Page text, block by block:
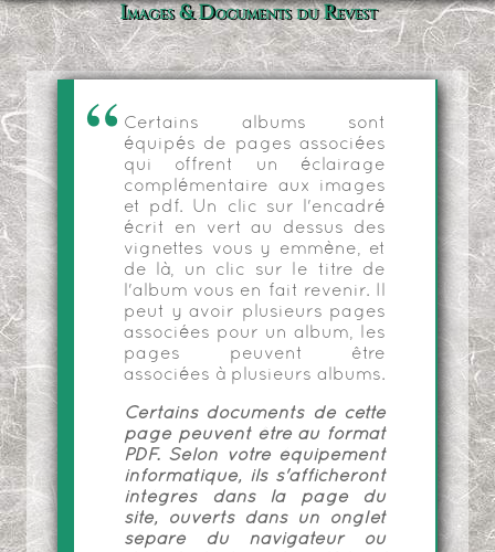
Images & Documents du Revest
Certains albums sont
équipés de pages associées
qui offrent un éclairage
complémentaire aux images
et pdf. Un clic sur l'encadré
écrit en vert au dessus des
vignettes vous y emmène, et
de là, un clic sur le titre de
l'album vous en fait revenir. Il
peut y avoir plusieurs pages
associées pour un album, les
pages peuvent être
associées à plusieurs albums.
Certains documents de cette
page peuvent être au format
PDF. Selon votre équipement
informatique, ils s'afficheront
intégrés dans la page du
site, ouverts dans un onglet
séparé du navigateur ou